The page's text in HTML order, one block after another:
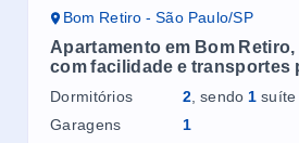
Bom Retiro - São Paulo/SP
Apartamento em Bom Retiro,
com facilidade e transportes
Dormitórios 2, sendo1 suíte
Garagens
1